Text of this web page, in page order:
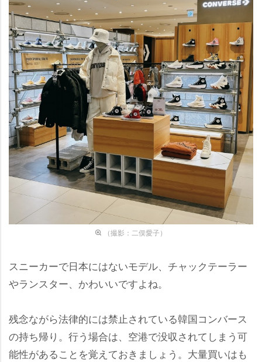
（撮影：二俣愛子）
スニーカーで日本にはないモデル、チャックテーラー
ランスター、かわいいですよね。
残念ながら法律的には禁止されている韓国コンバース
の持ち帰り。行う場合は、空港で没収されてしまう可
能性があることを覚えておきましょう。大量買いはも